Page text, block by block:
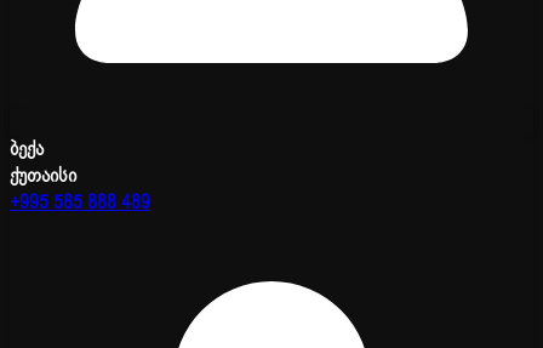
ბექა
ქუთაისი
+995 585 888 489